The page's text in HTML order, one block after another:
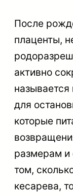
После
плаценты,
активно
для
которые
размерам и
том,
кесарева,